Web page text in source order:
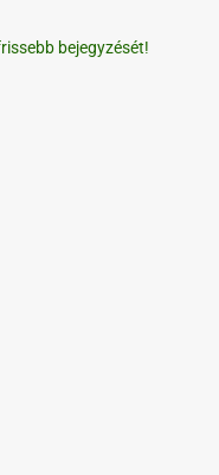
bejegyzését!